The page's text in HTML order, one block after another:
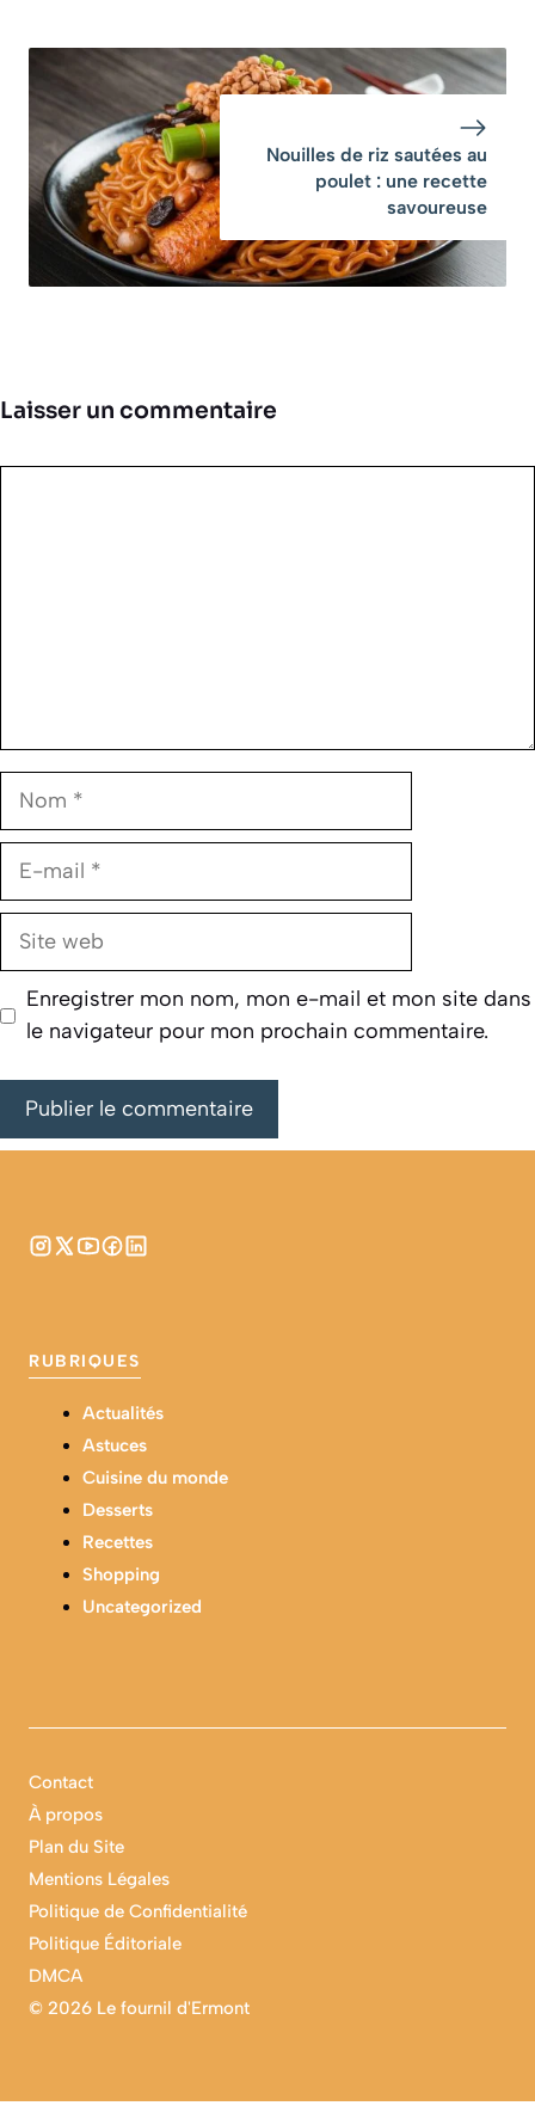
Nouilles de riz sautées au
poulet : une recette
savoureuse
Laisser un commentaire
Nom
E-
Site
Enregistrer mon nom, mon e-mail et mon site dans
le navigateur pour mon prochain commentaire.
RUBRIQUES
Actualités
Astuces
Cuisine du monde
Desserts
Recettes
Shopping
Uncategorized
© 2026 Le fournil d'Ermont
Contact
À propos
Plan du Site
Mentions Légales
Politique de Confidentialité
Politique Éditoriale
DMCA